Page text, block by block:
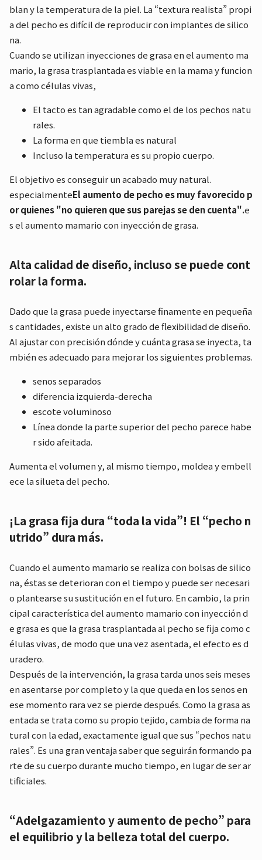
blan y la temperatura de la piel. La “textura realista” propi
a del pecho es difícil de reproducir con implantes de silico
na.
Cuando se utilizan inyecciones de grasa en el aumento ma
mario, la grasa trasplantada es viable en la mama y funcion
a como células vivas,
El tacto es tan agradable como el de los pechos natu
rales.
La forma en que tiembla es natural
Incluso la temperatura es su propio cuerpo.
El objetivo es conseguir un acabado muy natural.
especialmenteEl aumento de pecho es muy favorecido p
or quienes "no quieren que sus parejas se den cuenta".e
s el aumento mamario con inyección de grasa.
Alta calidad de diseño, incluso se puede cont
rolar la forma.
Dado que la grasa puede inyectarse finamente en pequeña
s cantidades, existe un alto grado de flexibilidad de diseño.
Al ajustar con precisión dónde y cuánta grasa se inyecta, ta
mbién es adecuado para mejorar los siguientes problemas.
senos separados
diferencia izquierda-derecha
escote voluminoso
Línea donde la parte superior del pecho parece habe
r sido afeitada.
Aumenta el volumen y, al mismo tiempo, moldea y embell
ece la silueta del pecho.
¡La grasa fija dura “toda la vida”! El “pecho n
utrido” dura más.
Cuando el aumento mamario se realiza con bolsas de silico
na, éstas se deterioran con el tiempo y puede ser necesari
o plantearse su sustitución en el futuro. En cambio, la prin
cipal característica del aumento mamario con inyección d
e grasa es que la grasa trasplantada al pecho se fija como c
élulas vivas, de modo que una vez asentada, el efecto es d
uradero.
Después de la intervención, la grasa tarda unos seis meses
en asentarse por completo y la que queda en los senos en
ese momento rara vez se pierde después. Como la grasa as
entada se trata como su propio tejido, cambia de forma na
tural con la edad, exactamente igual que sus “pechos natu
rales”. Es una gran ventaja saber que seguirán formando pa
rte de su cuerpo durante mucho tiempo, en lugar de ser ar
tificiales.
“Adelgazamiento y aumento de pecho” para
el equilibrio y la belleza total del cuerpo.